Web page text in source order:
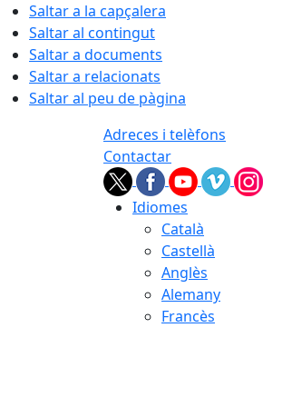
Saltar a la capçalera
Saltar al contingut
Saltar a documents
Saltar a relacionats
Saltar al peu de pàgina
Adreces i telèfons
Contactar
Idiomes
Català
Castellà
Anglès
Alemany
Francès